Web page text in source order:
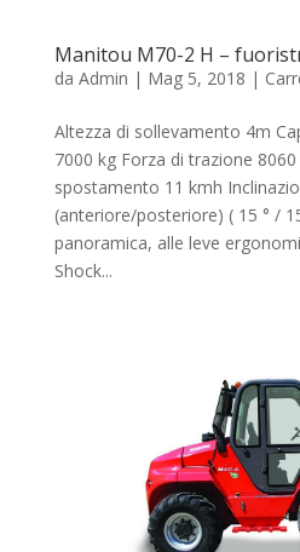
Manitou M70-2 H –
da Admin | Mag 5, 2018 |
Altezza di sollevamento 4m
7000 kg Forza di trazione
spostamento 11 kmh
(anteriore/posteriore) ( 15 ° /
panoramica, alle leve
Shock...